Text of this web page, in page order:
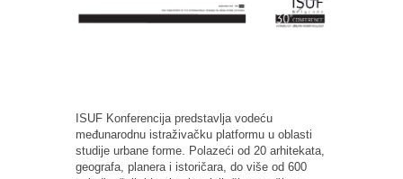
ISUF Konferencija predstavlja vodeću
međunarodnu istraživačku platformu u oblasti
studije urbane forme. Polazeći od 20 arhitekata,
geografa, planera i istoričara, do više od 600